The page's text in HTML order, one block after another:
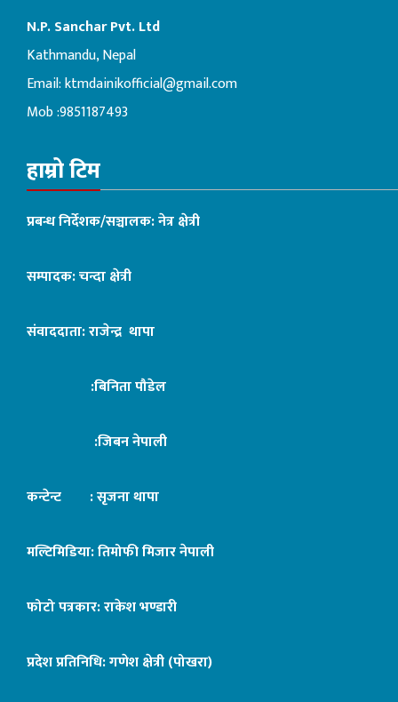
N.P. Sanchar Pvt. Ltd
Kathmandu, Nepal
Email:ktmdainikofficial@gmail.com
Mob :9851187493
हाम्रो टिम
प्रबन्ध निर्देशक/सञ्चालक: नेत्र क्षेत्री
सम्पादक: चन्दा क्षेत्री
संवाददाता: राजेन्द्र थापा
:बिनिता पौडेल
:जिबन नेपाली
कन्टेन्ट : सृजना थापा
मल्टिमिडिया: तिमोफी मिजार नेपाली
फोटो पत्रकार: राकेश भण्डारी
प्रदेश प्रतिनिधि: गणेश क्षेत्री (पोखरा)